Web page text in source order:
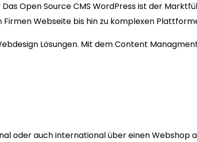
Open Source CMS WordPress ist der
Webseite bis hin zu komplexen
Lösungen. Mit dem Content
oder auch international über einen Webshop